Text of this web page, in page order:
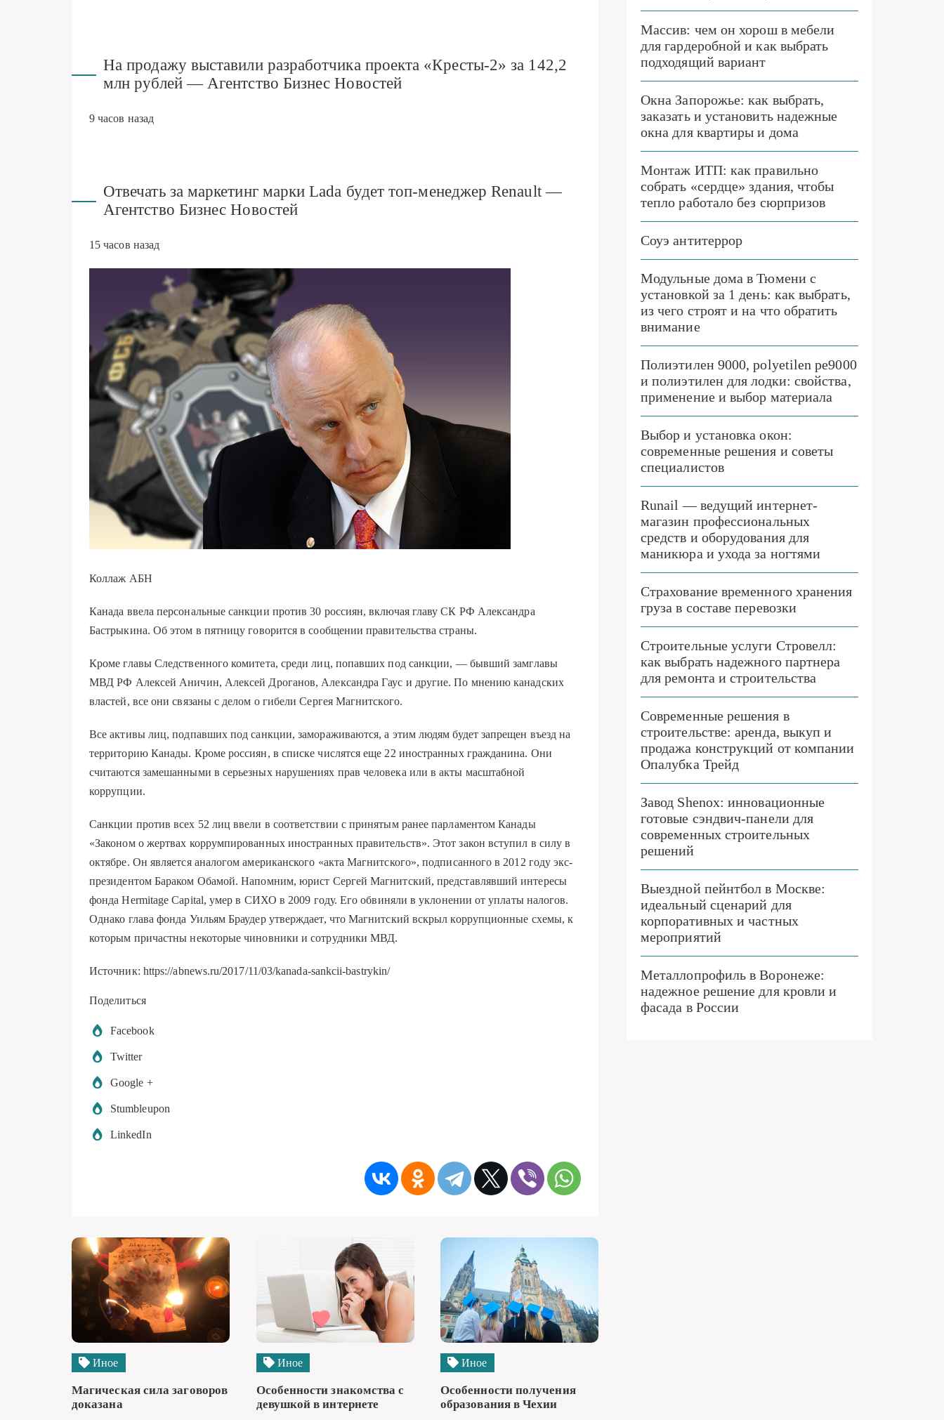
На продажу выставили разработчика проекта «Кресты-2» за 142,2
млн рублей — Агентство Бизнес Новостей
9 часов назад
Отвечать за маркетинг марки Lada будет топ-менеджер Renault —
Агентство Бизнес Новостей
15 часов назад
Коллаж АБН
Канада ввела персональные санкции против 30 россиян, включая главу СК РФ Александра
Бастрыкина. Об этом в пятницу говорится в сообщении правительства страны.
Кроме главы Следственного комитета, среди лиц, попавших под санкции, — бывший замглавы
МВД РФ Алексей Аничин, Алексей Дроганов, Александра Гаус и другие. По мнению канадских
властей, все они связаны с делом о гибели Сергея Магнитского.
Все активы лиц, подпавших под санкции, замораживаются, а этим людям будет запрещен въезд на
территорию Канады. Кроме россиян, в списке числятся еще 22 иностранных гражданина. Они
считаются замешанными в серьезных нарушениях прав человека или в акты масштабной
коррупции.
Санкции против всех 52 лиц ввели в соответствии с принятым ранее парламентом Канады
«Законом о жертвах коррумпированных иностранных правительств». Этот закон вступил в силу в
октябре. Он является аналогом американского «акта Магнитского», подписанного в 2012 году экс-
президентом Бараком Обамой. Напомним, юрист Сергей Магнитский, представлявший интересы
фонда Hermitage Capital, умер в СИХО в 2009 году. Его обвиняли в уклонении от уплаты налогов.
Однако глава фонда Уильям Браудер утверждает, что Магнитский вскрыл коррупционные схемы, к
которым причастны некоторые чиновники и сотрудники МВД.
Источник: https://abnews.ru/2017/11/03/kanada-sankcii-bastrykin/
Поделиться
Facebook
Twitter
Google +
Stumbleupon
LinkedIn
Иное
Магическая сила заговоров
доказана
Иное
Особенности знакомства с
девушкой в интернете
Иное
Особенности получения
образования в Чехии
Массив: чем он хорош в мебели
для гардеробной и как выбрать
подходящий вариант
Окна Запорожье: как выбрать,
заказать и установить надежные
окна для квартиры и дома
Монтаж ИТП: как правильно
собрать «сердце» здания, чтобы
тепло работало без сюрпризов
Соуэ антитеррор
Модульные дома в Тюмени с
установкой за 1 день: как выбрать,
из чего строят и на что обратить
внимание
Полиэтилен 9000, polyetilen pe9000
и полиэтилен для лодки: свойства,
применение и выбор материала
Выбор и установка окон:
современные решения и советы
специалистов
Runail — ведущий интернет-
магазин профессиональных
средств и оборудования для
маникюра и ухода за ногтями
Страхование временного хранения
груза в составе перевозки
Строительные услуги Стровелл:
как выбрать надежного партнера
для ремонта и строительства
Современные решения в
строительстве: аренда, выкуп и
продажа конструкций от компании
Опалубка Трейд
Завод Shenox: инновационные
готовые сэндвич-панели для
современных строительных
решений
Выездной пейнтбол в Москве:
идеальный сценарий для
корпоративных и частных
мероприятий
Металлопрофиль в Воронеже:
надежное решение для кровли и
фасада в России